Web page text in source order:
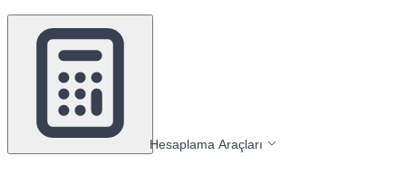
Hesaplama Araçları